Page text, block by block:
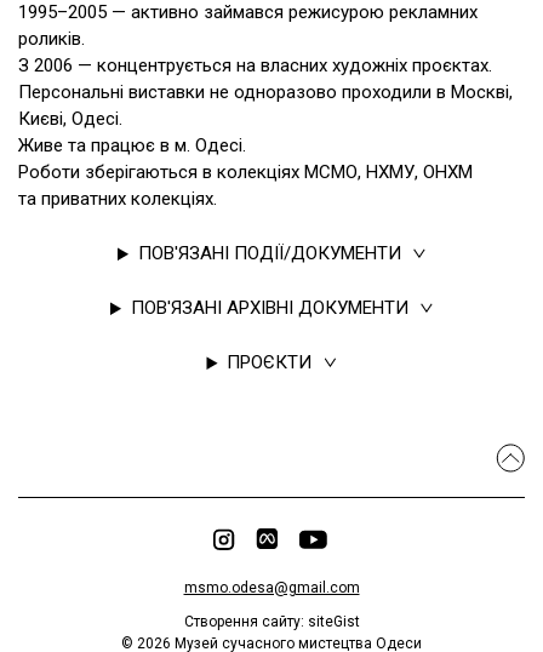
1995–2005 — активно займався режисурою рекламних
роликів.
З 2006 — концентрується на власних художніх проєктах.
Персональні виставки не одноразово проходили в Москві,
Києві, Одесі.
Живе та працює в м. Одесі.
Роботи зберігаються в колекціях МСМО, НХМУ, ОНХМ
та приватних колекціях.
ПОВ'ЯЗАНІ ПОДІЇ/ДОКУМЕНТИ
ПОВ'ЯЗАНІ АРХІВНІ ДОКУМЕНТИ
ПРОЄКТИ
msmo.odesa@gmail.com
Створення сайту: siteGist
© 2026 Музей сучасного мистецтва Одеси